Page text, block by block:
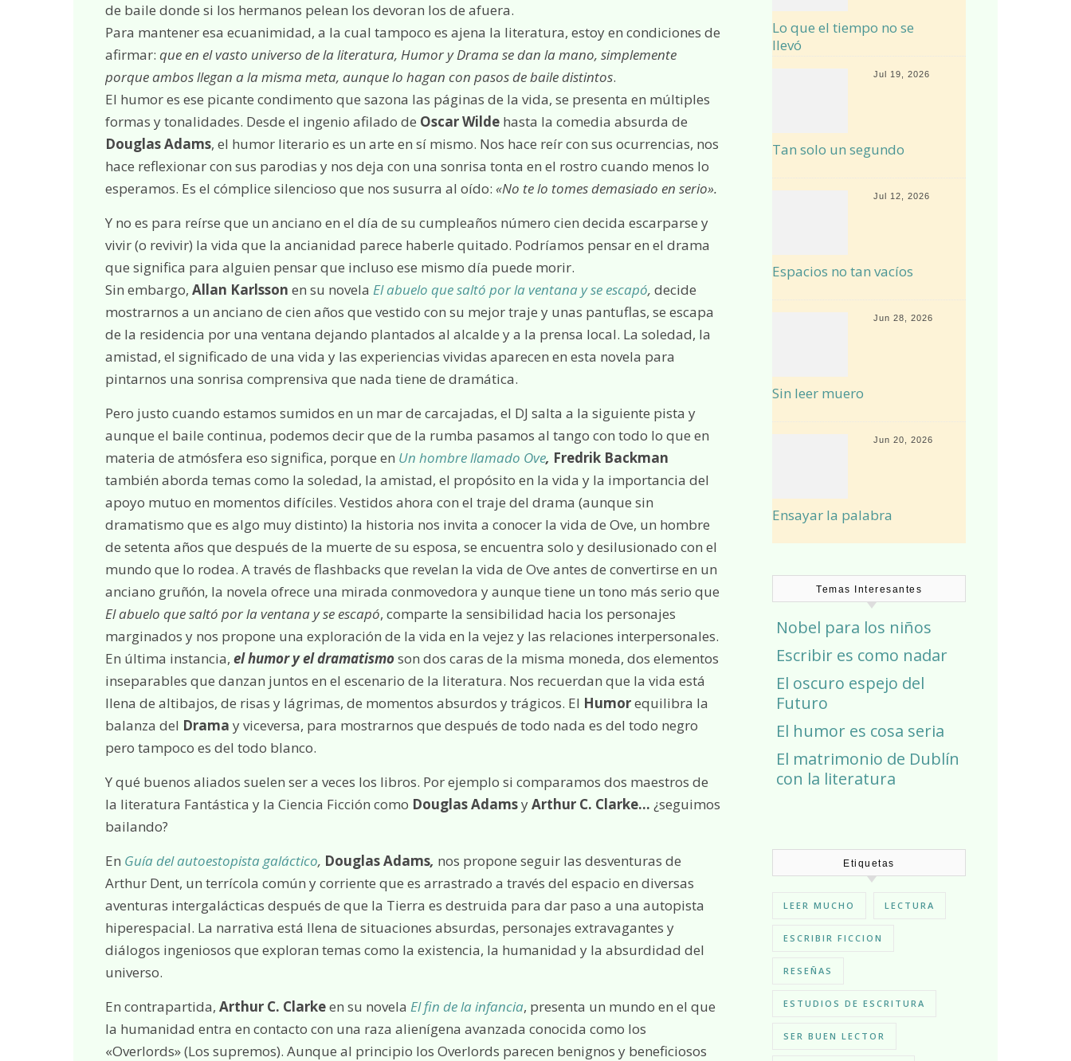
de baile donde si los hermanos pelean los devoran los de afuera.
Para mantener esa ecuanimidad, a la cual tampoco es ajena la literatura, estoy en condiciones de
afirmar: queen el vasto universo de la literatura, Humor y Drama se dan la mano, simplemente
porque ambos llegan a la misma meta, aunque lo hagan con pasos de baile distintos.
El humor es ese picante condimento que sazona las páginas de la vida, se presenta en múltiples
formas y tonalidades. Desde el ingenio afilado de Oscar Wilde hasta la comedia absurda de
Douglas Adams, el humor literario es un arte en sí mismo. Nos hace reír con sus ocurrencias, nos
hace reflexionar con sus parodias y nos deja con una sonrisa tonta en el rostro cuando menos lo
esperamos. Es el cómplice silencioso que nos susurra al oído: «No te lo tomes demasiado en serio».
Y no es para reírse que un anciano en el día de su cumpleaños número cien decida escarparse y
vivir (o revivir) la vida que la ancianidad parece haberle quitado. Podríamos pensar en el drama
que significa para alguien pensar que incluso ese mismo día puede morir.
Sin embargo, Allan Karlsson en su novela El abuelo que saltó por la ventana y se escapó, decide
mostrarnos a un anciano de cien años que vestido con su mejor traje y unas pantuflas, se escapa
de la residencia por una ventana dejando plantados al alcalde y a la prensa local. La soledad, la
amistad, el significado de una vida y las experiencias vividas aparecen en esta novela para
pintarnos una sonrisa comprensiva que nada tiene de dramática.
Pero justo cuando estamos sumidos en un mar de carcajadas, el DJ salta a la siguiente pista y
aunque el baile continua, podemos decir que de la rumba pasamos al tango con todo lo que en
materia de atmósfera eso significa, porque en Un hombre llamado Ove, Fredrik Backman
también aborda temas como la soledad, la amistad, el propósito en la vida y la importancia del
apoyo mutuo en momentos difíciles. Vestidos ahora con el traje del drama (aunque sin
dramatismo que es algo muy distinto) la historia nos invita a conocer la vida de Ove, un hombre
de setenta años que después de la muerte de su esposa, se encuentra solo y desilusionado con el
mundo que lo rodea. A través de flashbacks que revelan la vida de Ove antes de convertirse en un
anciano gruñón, la novela ofrece una mirada conmovedora y aunque tiene un tono más serio que
El abuelo que saltó por la ventana y se escapó, comparte la sensibilidad hacia los personajes
marginados y nos propone una exploración de la vida en la vejez y las relaciones interpersonales.
En última instancia, el humor y el dramatismoson dos caras de la misma moneda, dos elementos
inseparables que danzan juntos en el escenario de la literatura. Nos recuerdan que la vida está
llena de altibajos, de risas y lágrimas, de momentos absurdos y trágicos. El Humorequilibra la
balanza del Drama y viceversa, para mostrarnos que después de todo nada es del todo negro
pero tampoco es del todo blanco.
Y qué buenos aliados suelen ser a veces los libros. Por ejemplo si comparamos dos maestros de
la literatura Fantástica y la Ciencia Ficción como Douglas AdamsyArthur C. Clarke… ¿seguimos
bailando?
En Guía del autoestopista galáctico, Douglas Adams, nos propone seguir las desventuras de
Arthur Dent, un terrícola común y corriente que es arrastrado a través del espacio en diversas
aventuras intergalácticas después de que la Tierra es destruida para dar paso a una autopista
hiperespacial. La narrativa está llena de situaciones absurdas, personajes extravagantes y
diálogos ingeniosos que exploran temas como la existencia, la humanidad y la absurdidad del
universo.
En contrapartida, Arthur C. Clarkeen su novela El fin de la infancia, presenta un mundo en el que
la humanidad entra en contacto con una raza alienígena avanzada conocida como los
«Overlords» (Los supremos). Aunque al principio los Overlords parecen benignos y beneficiosos
Lo que el tiempo no se
llevó
Jul 19, 2026
Tan solo un segundo
Jul 12, 2026
Espacios no tan vacíos
Jun 28, 2026
Sin leer muero
Jun 20, 2026
Ensayar la palabra
Temas Interesantes
Nobel para los niños
Escribir es como nadar
El oscuro espejo del
Futuro
El humor es cosa seria
El matrimonio de Dublín
con la literatura
Etiquetas
LEER MUCHO LECTURA
ESCRIBIR FICCION
RESEÑAS
ESTUDIOS DE ESCRITURA
SER BUEN LECTOR